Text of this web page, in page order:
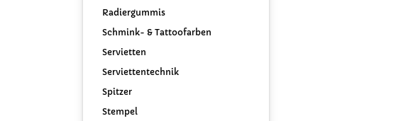
Radiergummis
Schmink- & Tattoofarben
Servietten
Serviettentechnik
Spitzer
Stempel